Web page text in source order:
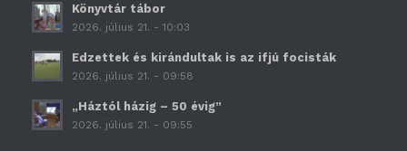
Könyvtár tábor
2026. július 21. - 10:03
Edzettek és kirándultak is az ifjú focisták
2026. július 21. - 09:58
„Háztól házig – 50 évig”
2026. július 21. - 09:55